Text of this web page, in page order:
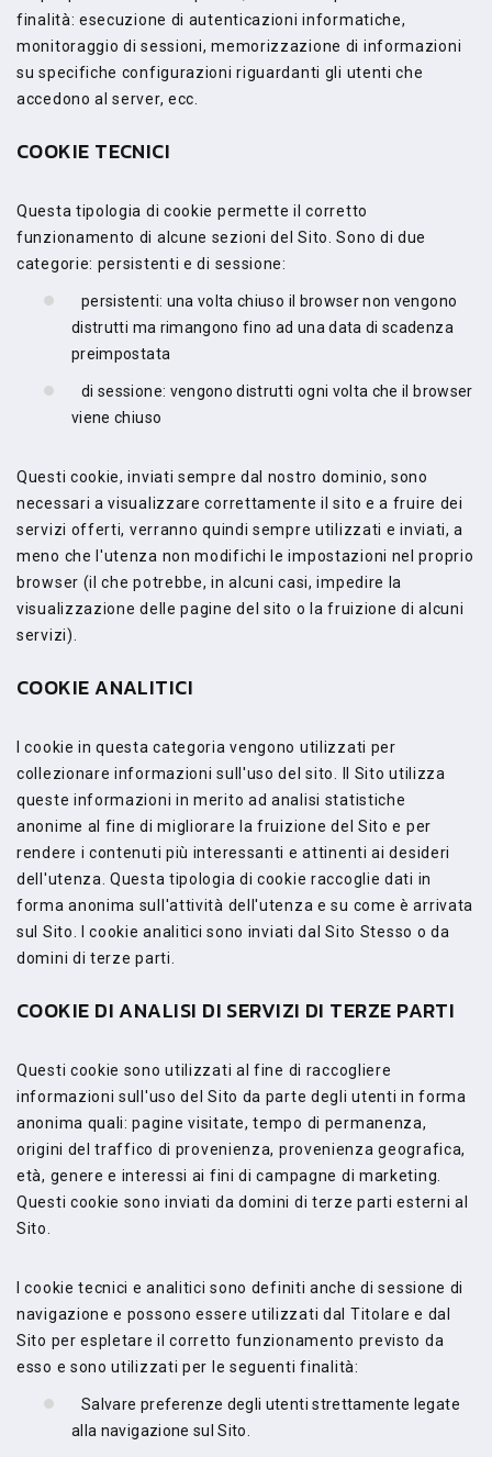
finalità: esecuzione di autenticazioni informatiche,
monitoraggio di sessioni, memorizzazione di informazioni
su specifiche configurazioni riguardanti gli utenti che
accedono al server, ecc.
COOKIE TECNICI
Questa tipologia di cookie permette il corretto
funzionamento di alcune sezioni del Sito. Sono di due
categorie: persistenti e di sessione:
persistenti: una volta chiuso il browser non vengono
distrutti ma rimangono fino ad una data di scadenza
preimpostata
di sessione: vengono distrutti ogni volta che il browser
viene chiuso
Questi cookie, inviati sempre dal nostro dominio, sono
necessari a visualizzare correttamente il sito e a fruire dei
servizi offerti, verranno quindi sempre utilizzati e inviati, a
meno che l'utenza non modifichi le impostazioni nel proprio
browser (il che potrebbe, in alcuni casi, impedire la
visualizzazione delle pagine del sito o la fruizione di alcuni
servizi).
COOKIE ANALITICI
I cookie in questa categoria vengono utilizzati per
collezionare informazioni sull'uso del sito. Il Sito utilizza
queste informazioni in merito ad analisi statistiche
anonime al fine di migliorare la fruizione del Sito e per
rendere i contenuti più interessanti e attinenti ai desideri
dell'utenza. Questa tipologia di cookie raccoglie dati in
forma anonima sull'attività dell'utenza e su come è arrivata
sul Sito. I cookie analitici sono inviati dal Sito Stesso o da
domini di terze parti.
COOKIE DI ANALISI DI SERVIZI DI TERZE PARTI
Questi cookie sono utilizzati al fine di raccogliere
informazioni sull'uso del Sito da parte degli utenti in forma
anonima quali: pagine visitate, tempo di permanenza,
origini del traffico di provenienza, provenienza geografica,
età, genere e interessi ai fini di campagne di marketing.
Questi cookie sono inviati da domini di terze parti esterni al
Sito.
I cookie tecnici e analitici sono definiti anche di sessione di
navigazione e possono essere utilizzati dal Titolare e dal
Sito per espletare il corretto funzionamento previsto da
esso e sono utilizzati per le seguenti finalità:
Salvare preferenze degli utenti strettamente legate
alla navigazione sul Sito.